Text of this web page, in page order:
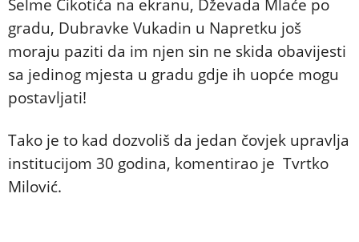
Selme Cikotića na ekranu, Dževada Mlaće po
gradu, Dubravke Vukadin u Napretku još
moraju paziti da im njen sin ne skida obavijesti
sa jedinog mjesta u gradu gdje ih uopće mogu
postavljati!
Tako je to kad dozvoliš da jedan čovjek upravlja
institucijom 30 godina, komentirao je Tvrtko
Milović.